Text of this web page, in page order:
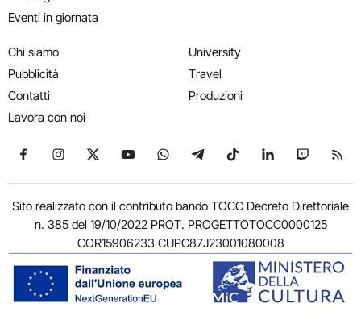
Eventi in giornata
Chi siamo
Pubblicità
Contatti
Lavora con noi
University
Travel
Produzioni
Seguici su Facebook
Seguici su Instagram
Seguici su X
Seguici su YouTube
Seguici su WhatsApp
Seguici su Telegram
Seguici su TikTok
Seguici su
Seguici
Sito realizzato con il contributo bando TOCC Decreto Direttoriale
n. 385 del 19/10/2022 PROT. PROGETTOTOCC0000125
COR15906233 CUPC87J23001080008